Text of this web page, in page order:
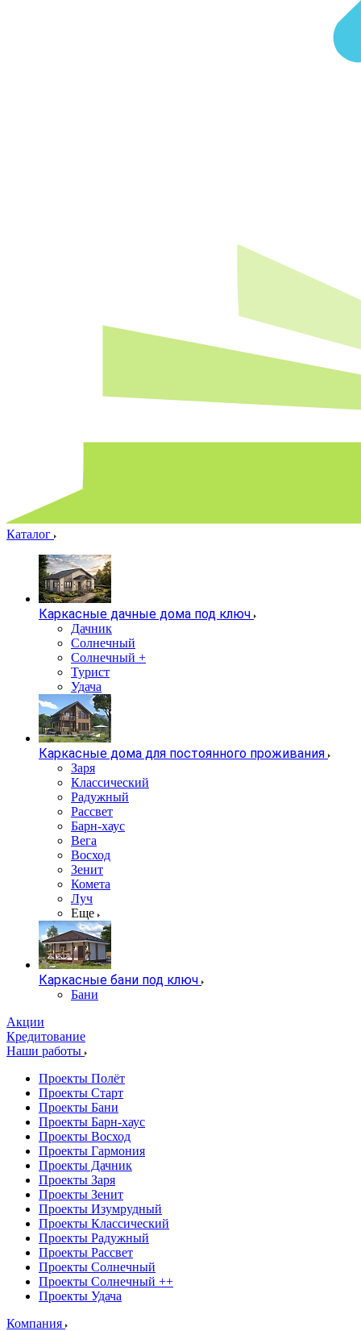
Каталог
Каркасные дачные дома под ключ
Дачник
Солнечный
Солнечный +
Турист
Удача
Каркасные дома для постоянного проживания
Заря
Классический
Радужный
Рассвет
Барн-хаус
Вега
Восход
Зенит
Комета
Луч
Еще
Каркасные бани под ключ
Бани
Акции
Кредитование
Наши работы
Проекты Полёт
Проекты Старт
Проекты Бани
Проекты Барн-хаус
Проекты Восход
Проекты Гармония
Проекты Дачник
Проекты Заря
Проекты Зенит
Проекты Изумрудный
Проекты Классический
Проекты Радужный
Проекты Рассвет
Проекты Солнечный
Проекты Солнечный ++
Проекты Удача
Компания